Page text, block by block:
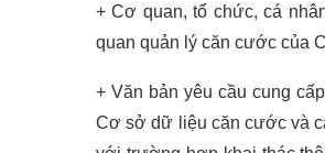
+ Cơ quan, tổ chức, cá
quan quản lý căn cước của
+ Văn bản yêu cầu cung
Cơ sở dữ liệu căn cước và